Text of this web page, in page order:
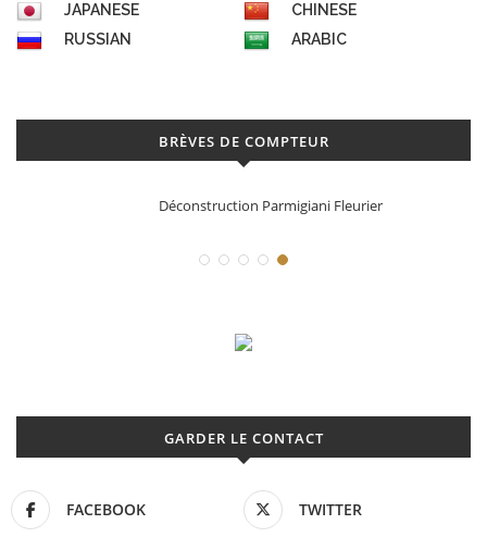
JAPANESE
CHINESE
RUSSIAN
ARABIC
BRÈVES DE COMPTEUR
Déconstruction Parmigiani Fleurier
GARDER LE CONTACT
FACEBOOK TWITTER